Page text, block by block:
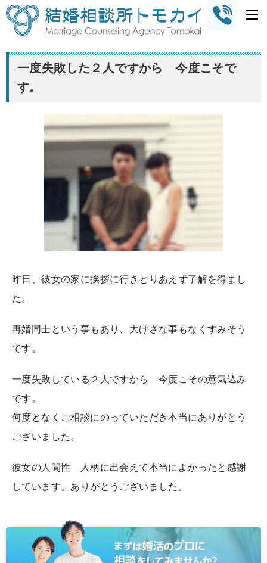
一度失敗した２人ですから 今度こそで
す。
昨日、彼女の家に挨拶に行きとりあえず了解を得まし
た。
再婚同士という事もあり、大げさな事もなくすみそう
です。
一度失敗している２人ですから 今度こその意気込み
です。
何度となくご相談にのっていただき本当にありがとう
ございました。
彼女の人間性 人柄に出会えて本当によかったと感謝
しています。ありがとうございました。